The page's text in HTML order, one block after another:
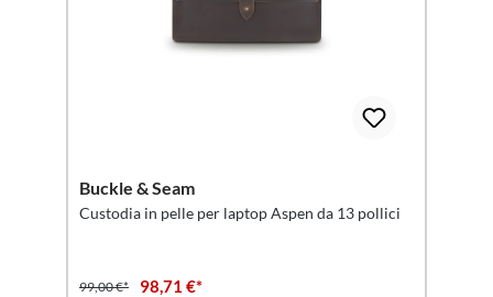
Buckle & Seam
Custodia in pelle per laptop Aspen da 13 pollici
99,00 €* 98,71 €*